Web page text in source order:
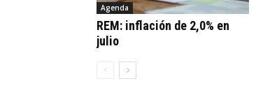
Agenda
REM: inflación de 2,0% en
julio